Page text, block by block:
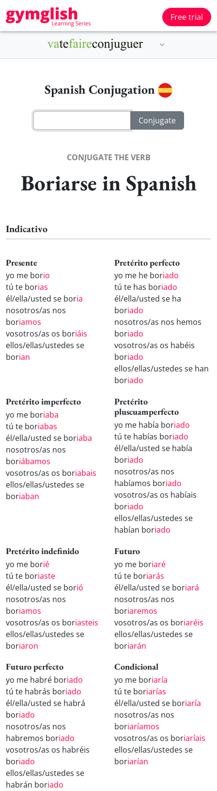
Free trial
Spanish Conjugation
CONJUGATE THE VERB
Boriarse in Spanish
Indicativo
Presente
yo me borio
tú te borias
él/ella/usted se boria
nosotros/as nos
boriamos
vosotros/as os boriáis
ellos/ellas/ustedes se
borian
Pretérito perfecto
yo me he boriado
tú te has boriado
él/ella/usted se ha
boriado
nosotros/as nos hemos
boriado
vosotros/as os habéis
boriado
ellos/ellas/ustedes se han
boriado
Pretérito imperfecto
yo me boriaba
tú te boriabas
él/ella/usted se boriaba
nosotros/as nos
boriábamos
vosotros/as os boriabais
ellos/ellas/ustedes se
boriaban
Pretérito
pluscuamperfecto
yo me había boriado
tú te habías boriado
él/ella/usted se había
boriado
nosotros/as nos
habíamos boriado
vosotros/as os habíais
boriado
ellos/ellas/ustedes se
habían boriado
Pretérito indefinido
yo me borié
tú te boriaste
él/ella/usted se borió
nosotros/as nos
boriamos
vosotros/as os boriasteis
ellos/ellas/ustedes se
boriaron
Futuro
yo me boriaré
tú te boriarás
él/ella/usted se boriará
nosotros/as nos
boriaremos
vosotros/as os boriaréis
ellos/ellas/ustedes se
boriarán
Futuro perfecto
yo me habré boriado
tú te habrás boriado
él/ella/usted se habrá
boriado
nosotros/as nos
habremos boriado
vosotros/as os habréis
boriado
ellos/ellas/ustedes se
habrán boriado
Condicional
yo me boriaría
tú te boriarías
él/ella/usted se boriaría
nosotros/as nos
boriaríamos
vosotros/as os boriaríais
ellos/ellas/ustedes se
boriarían